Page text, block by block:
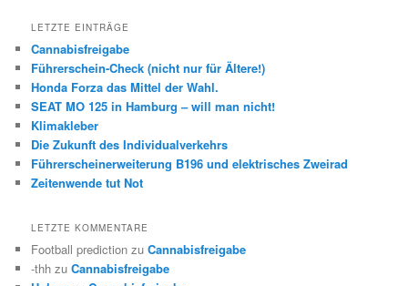
LETZTE EINTRÄGE
Cannabisfreigabe
Führerschein-Check (nicht nur für Ältere!)
Honda Forza das Mittel der Wahl.
SEAT MO 125 in Hamburg – will man nicht!
Klimakleber
Die Zukunft des Individualverkehrs
Führerscheinerweiterung B196 und elektrisches Zweirad
Zeitenwende tut Not
LETZTE KOMMENTARE
Football prediction zuCannabisfreigabe
-thh zuCannabisfreigabe